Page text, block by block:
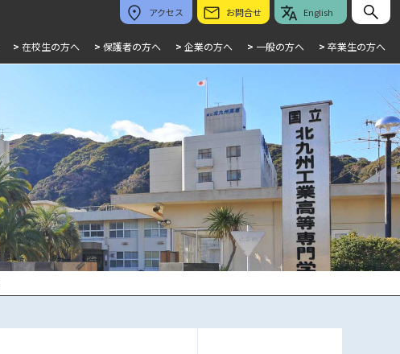
アクセス お問合せ English
> 在校生の方へ > 保護者の方へ > 企業の方へ > 一般の方へ > 卒業生の方へ